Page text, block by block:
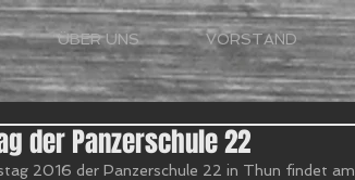
ÜBER UNS VORSTAND
der Panzerschule 22
2016 der Panzerschule 22 in Thun findet am